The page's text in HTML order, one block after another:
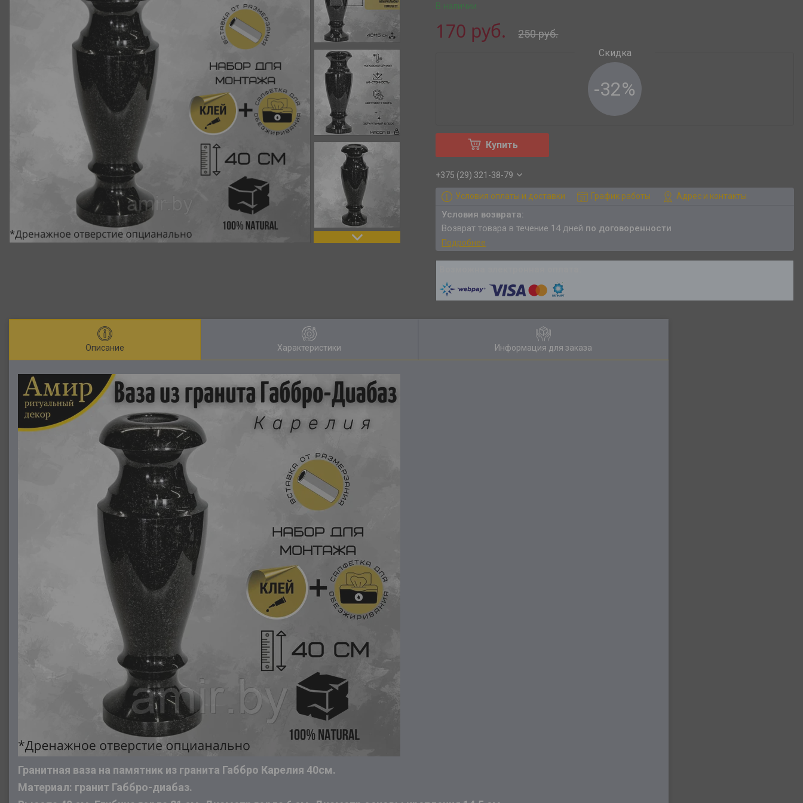
В наличии
250руб.
170 руб.
-32%
Купить
+375 (29) 321-38-79
Условия оплаты и доставки График работы Адрес и контакты
возврат товара в течение 14 дней по договоренности
Подробнее
Описание Характеристики Информация для заказа
Гранитная ваза на памятник из гранита Габбро Карелия 40см.
Материал: гранит Габбро-диабаз.